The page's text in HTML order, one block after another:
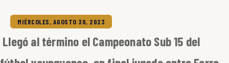
MIÉRCOLES, AGOSTO 30, 2023
Llegó al término el Campeonato Sub 15 del